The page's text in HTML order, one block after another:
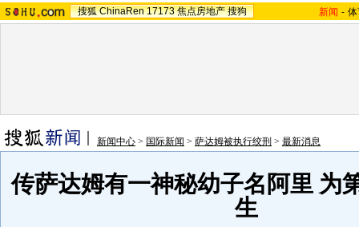
搜狐 ChinaRen 17173 焦点房地产 搜狗 新闻 -
新闻中心 > 国际新闻 > 萨达姆被执行绞刑 > 最新消息
传萨达姆有一神秘幼子名阿里 为
生